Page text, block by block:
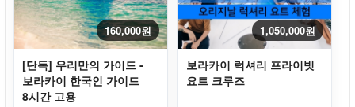
160,000원
[단독] 우리만의 가이드 -
보라카이 한국인 가이드
8시간 고용
1,050,000원
보라카이 럭셔리 프라이빗
요트 크루즈